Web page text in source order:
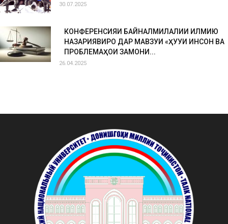
30.07.2025
КОНФЕРЕНСИЯИ БАЙНАЛМИЛАЛИИ ИЛМИЮ
НАЗАРИЯВИРО ДАР МАВЗУИ «ҲУҚУҚИ ИНСОН ВА
ПРОБЛЕМАҲОИ ЗАМОНИ...
26.04.2025